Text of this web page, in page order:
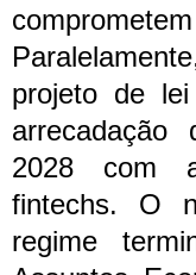
projeto de
2028 com
fintechs. O
regime